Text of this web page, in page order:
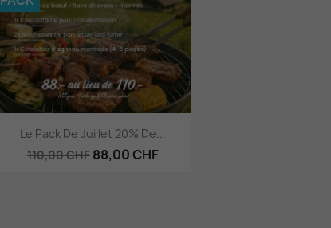
Aperçu rapide
Le Pack De Juillet 20% De...
110,00 CHF 88,00 CHF